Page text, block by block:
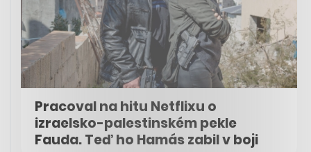
Pracoval na hitu Netflixu o
izraelsko-palestinském pekle
Fauda. Teď ho Hamás zabil v boji